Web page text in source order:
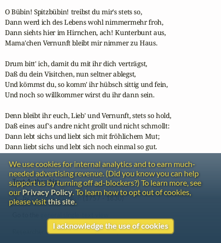
O Bübin! Spitzbübin! treibst du mir's stets so,
Dann werd ich des Lebens wohl nimmermehr froh,
Dann siehts hier im Hirnchen, ach! Kunterbunt aus,
Mama'chen Vernunft bleibt mir nimmer zu Haus.
Drum bitt' ich, damit du mit ihr dich verträgst,
Daß du dein Visitchen, nun seltner ablegst,
Und kömmst du, so komm' ihr hübsch sittig und fein,
Und noch so willkommer wirst du ihr dann sein.
Denn bleibt ihr euch, Lieb' und Vernunft, stets so hold,
Daß eines auf's andre nicht grollt und nicht schmollt:
Dann lebt sichs und liebt sich mit fröhlichem Mut;
Dann liebt sichs und lebt sich noch einmal so gut.
Text Authorship:
Gottlieb von Leon (1757 - 1830)
Researcher for this text: Emily Ezust [Administrator]
We use cookies for internal analytics and to earn much-
needed advertising revenue. (Did you know you can help
support us by turning off ad-blockers?) To learn more, see
our Privacy Policy. To learn how to opt out of cookies,
please visitthis site.
I acknowledge the use of cookies